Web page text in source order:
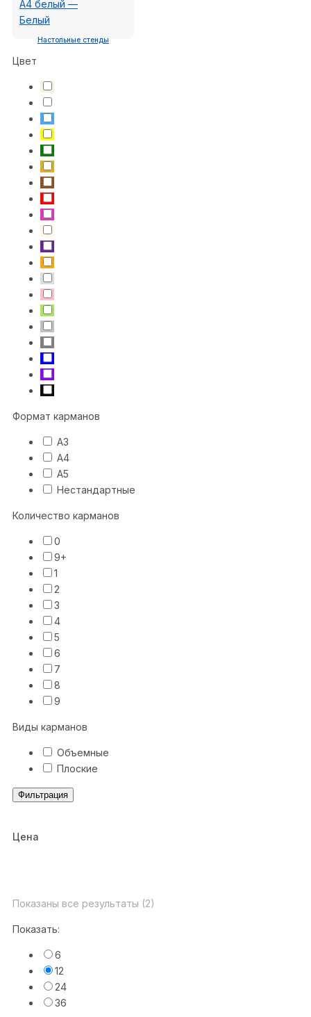
Настольные стенды
Цвет
Формат карманов
А3
А4
А5
Нестандартные
Количество карманов
0
9+
1
2
3
4
5
6
7
8
9
Виды карманов
Объемные
Плоские
Фильтрация
Цена
Показаны все результаты (2)
Показать:
6
12
24
36